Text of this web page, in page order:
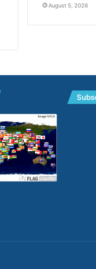
August 5, 2026